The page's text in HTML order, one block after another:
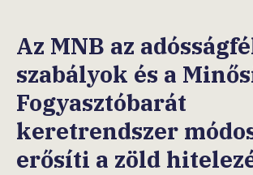
Az MNB az
szabályok és a
Fogyasztóbarát
keretrendszer
erősíti a zöld